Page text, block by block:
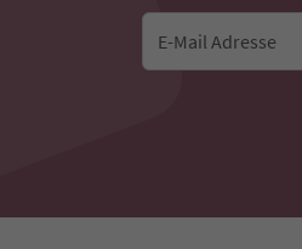
E-Mail Adresse